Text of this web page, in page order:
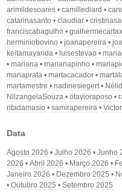
arimildesoares
camillediard
catarinasanto
claudiar
franciscabagulho
herminiobovino
joanapereira
keitamayanda
luisestevao
mariana
marianapinho
mariaprata
martacacador
martamestre
nadinesiegert
NilzangelaSouza
otavioraposo
ritadamasio
samirapereira
Data
Agosto 2026 Julho 2026 Junho
2026
Abril 2026 Março 2026
Janeiro 2026
Dezembro 2025
Outubro 2025
Setembro 2025